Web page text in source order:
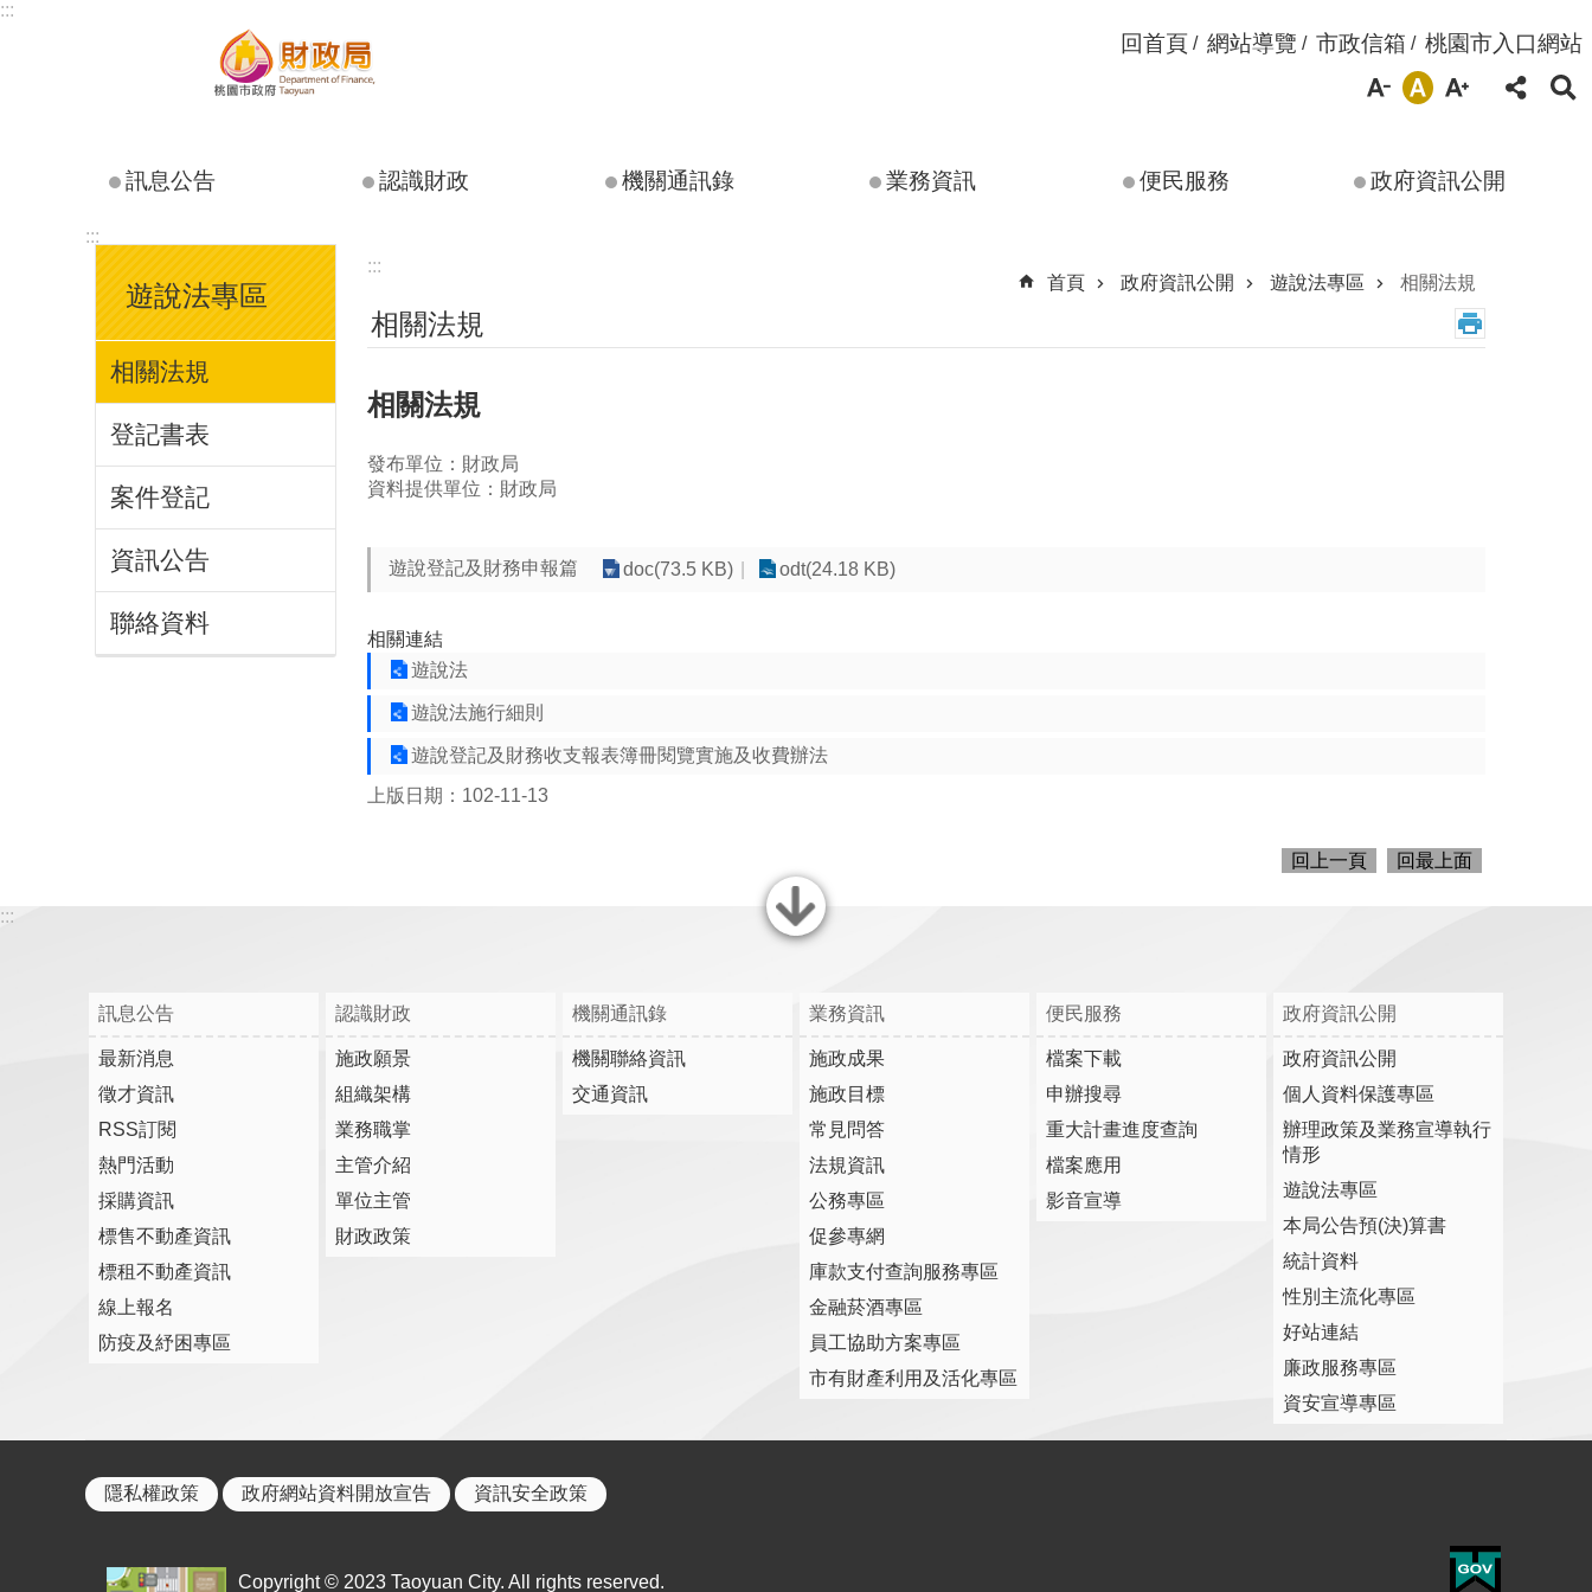
跳到主要內容區塊
:::
回首頁 網站導覽 市政信箱 桃園市入口網站
訊息公告 認識財政 機關通訊錄 業務資訊 便民服務 政府資訊公開
:::
遊說法專區
相關法規
登記書表
案件登記
資訊公告
聯絡資料
:::
首頁
政府資訊公開 遊說法專區 相關法規
相關法規
相關法規
發布單位：財政局
資料提供單位：財政局
遊說登記及財務申報篇 doc(73.5 KB) odt(24.18 KB)
相關連結
遊說法
遊說法施行細則
遊說登記及財務收支報表簿冊閱覽實施及收費辦法
上版日期：102-11-13
回上一頁 回最上面
關閉
:::
訊息公告
最新消息
徵才資訊
RSS訂閱
熱門活動
採購資訊
標售不動產資訊
標租不動產資訊
線上報名
防疫及紓困專區
認識財政
施政願景
組織架構
業務職掌
主管介紹
單位主管
財政政策
機關通訊錄
機關聯絡資訊
交通資訊
業務資訊
施政成果
施政目標
常見問答
法規資訊
公務專區
促參專網
庫款支付查詢服務專區
金融菸酒專區
員工協助方案專區
市有財產利用及活化專區
便民服務
檔案下載
申辦搜尋
重大計畫進度查詢
檔案應用
影音宣導
政府資訊公開
政府資訊公開
個人資料保護專區
辦理政策及業務宣導執行
情形
遊說法專區
本局公告預(決)算書
統計資料
性別主流化專區
好站連結
廉政服務專區
資安宣導專區
隱私權政策 政府網站資料開放宣告 資訊安全政策
Copyright © 2023 Taoyuan City. All rights reserved.